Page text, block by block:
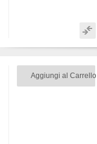
Aggiungi al Carrello